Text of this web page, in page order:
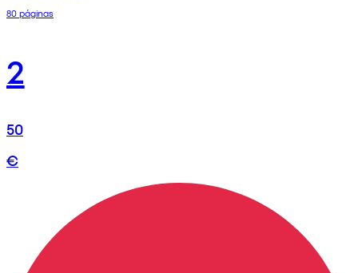
80 páginas
2
50
€